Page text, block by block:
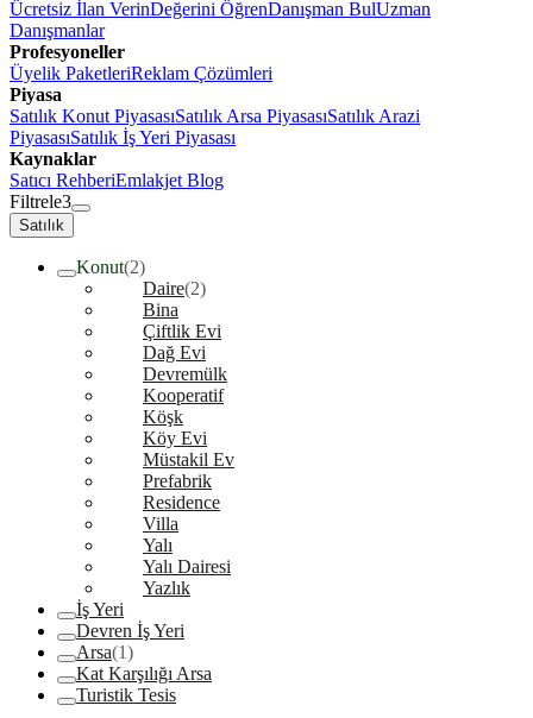
Ücretsiz İlan VerinDeğerini ÖğrenDanışman BulUzman
Danışmanlar
Profesyoneller
Üyelik PaketleriReklam Çözümleri
Piyasa
Satılık Konut PiyasasıSatılık Arsa PiyasasıSatılık Arazi
PiyasasıSatılık İş Yeri Piyasası
Kaynaklar
Satıcı RehberiEmlakjet Blog
Filtrele3
Satılık
Konut(2)
Daire(2)
Bina
Çiftlik Evi
Dağ Evi
Devremülk
Kooperatif
Köşk
Köy Evi
Müstakil Ev
Prefabrik
Residence
Villa
Yalı
Yalı Dairesi
Yazlık
İş Yeri
Devren İş Yeri
Arsa(1)
Kat Karşılığı Arsa
Turistik Tesis